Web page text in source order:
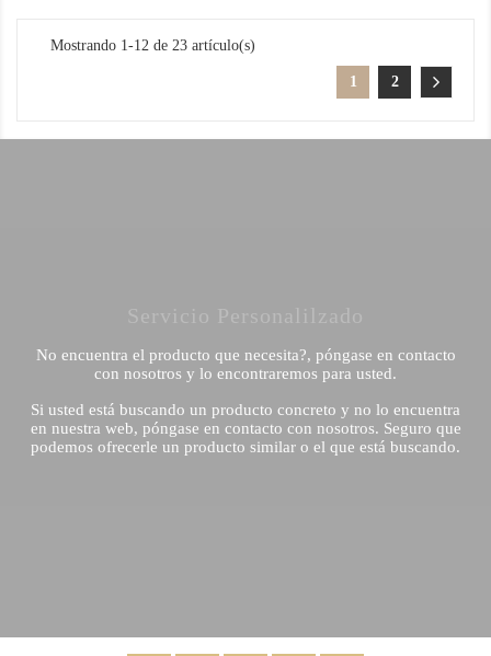
Mostrando 1-12 de 23 artículo(s)
1 2
No encuentra el producto que necesita?, póngase en contacto
con nosotros y lo encontraremos para usted.
Si usted está buscando un producto concreto y no lo encuentra
en nuestra web, póngase en contacto con nosotros. Seguro que
podemos ofrecerle un producto similar o el que está buscando.